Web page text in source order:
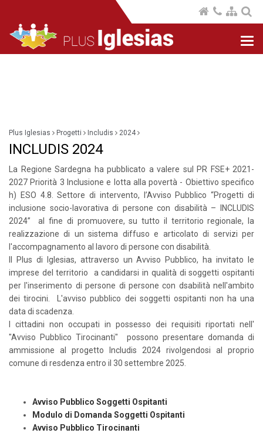
Plus Iglesias Progetti Includis 2024
INCLUDIS 2024
La Regione Sardegna ha pubblicato a valere sul PR FSE+ 2021-
2027 Priorità 3 Inclusione e lotta alla povertà - Obiettivo specifico
h) ESO 4.8. Settore di intervento, l’Avviso Pubblico “Progetti di
inclusione socio-lavorativa di persone con disabilità – INCLUDIS
2024” al fine di promuovere, su tutto il territorio regionale, la
realizzazione di un sistema diffuso e articolato di servizi per
l'accompagnamento al lavoro di persone con disabilità.
Il Plus di Iglesias, attraverso un Avviso Pubblico, ha invitato le
imprese del territorio a candidarsi in qualità di soggetti ospitanti
per l'inserimento di persone di persone con dsabilità nell'ambito
dei tirocini. L'avviso pubblico dei soggetti ospitanti non ha una
data di scadenza.
I cittadini non occupati in possesso dei requisiti riportati nell'
"Avviso Pubblico Tirocinanti" possono presentare domanda di
ammissione al progetto Includis 2024 rivolgendosi al proprio
comune di resdenza entro il 30 settembre 2025.
Avviso Pubblico Soggetti Ospitanti
Modulo di Domanda Soggetti Ospitanti
Avviso Pubblico Tirocinanti